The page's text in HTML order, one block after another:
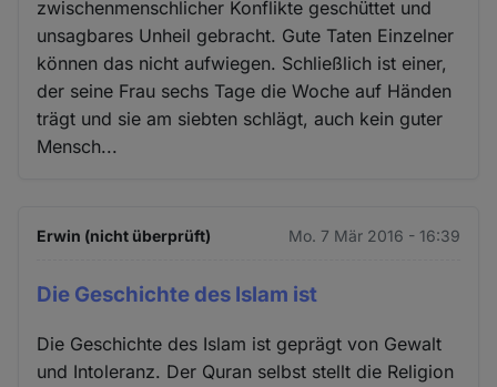
zwischenmenschlicher Konflikte geschüttet und
unsagbares Unheil gebracht. Gute Taten Einzelner
können das nicht aufwiegen. Schließlich ist einer,
der seine Frau sechs Tage die Woche auf Händen
trägt und sie am siebten schlägt, auch kein guter
Mensch...
Erwin (nicht überprüft) Mo. 7 Mär 2016 - 16:39
Die Geschichte des Islam ist
Die Geschichte des Islam ist geprägt von Gewalt
und Intoleranz. Der Quran selbst stellt die Religion